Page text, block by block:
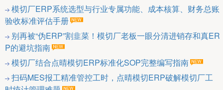
模切厂ERP系统选型与行业专属功能、成本核算、财务总账
验收标准评估手册
别再被“伪ERP”割韭菜！模切厂老板一眼分清进销存和真ER
P的避坑指南
模切厂结合点晴模切ERP标准化SOP完整编写指南
扫码MES报工精准管控工时，点晴模切ERP破解模切厂工